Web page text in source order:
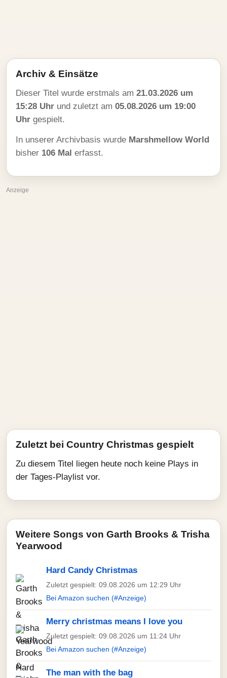
Archiv & Einsätze
Dieser Titel wurde erstmals am 21.03.2026 um
15:28 Uhr und zuletzt am 05.08.2026 um 19:00
Uhr gespielt.
In unserer Archivbasis wurde Marshmellow World
bisher 106 Mal erfasst.
Anzeige
Zuletzt bei Country Christmas gespielt
Zu diesem Titel liegen heute noch keine Plays in
der Tages-Playlist vor.
Weitere Songs von Garth Brooks & Trisha
Yearwood
Hard Candy Christmas
Zuletzt gespielt: 09.08.2026 um 12:29 Uhr
Bei Amazon suchen (#Anzeige)
Merry christmas means I love you
Zuletzt gespielt: 09.08.2026 um 11:24 Uhr
Bei Amazon suchen (#Anzeige)
The man with the bag